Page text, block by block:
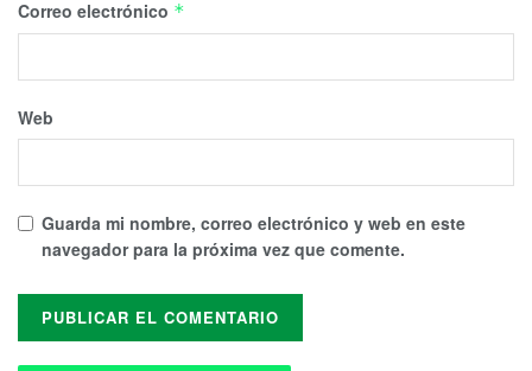
Correo electrónico *
Web
Guarda mi nombre, correo electrónico y web en este
navegador para la próxima vez que comente.